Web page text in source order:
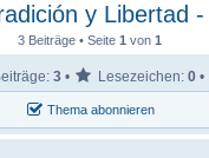
y Libertad
3 Beiträge • Seite 1 von 1
Thema abonnieren
3 • Lesezeichen: 0 •